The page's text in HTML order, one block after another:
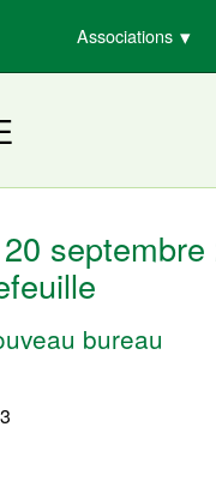
Associations
septembre
bureau